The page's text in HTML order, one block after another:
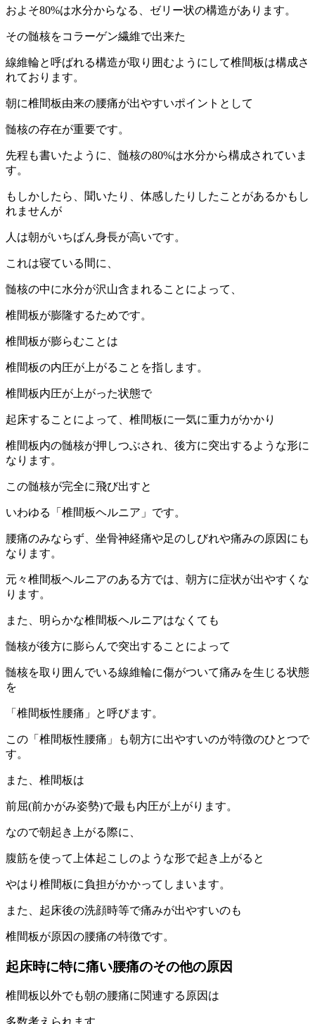
およそ80%は水分からなる、ゼリー状の構造があります。
その髄核をコラーゲン繊維で出来た
線維輪と呼ばれる構造が取り囲むようにして椎間板は構成さ
れております。
朝に椎間板由来の腰痛が出やすいポイントとして
髄核の存在が重要です。
先程も書いたように、髄核の80%は水分から構成されていま
す。
もしかしたら、聞いたり、体感したりしたことがあるかもし
れませんが
人は朝がいちばん身長が高いです。
これは寝ている間に、
髄核の中に水分が沢山含まれることによって、
椎間板が膨隆するためです。
椎間板が膨らむことは
椎間板の内圧が上がることを指します。
椎間板内圧が上がった状態で
起床することによって、椎間板に一気に重力がかかり
椎間板内の髄核が押しつぶされ、後方に突出するような形に
なります。
この髄核が完全に飛び出すと
いわゆる「椎間板ヘルニア」です。
腰痛のみならず、坐骨神経痛や足のしびれや痛みの原因にも
なります。
元々椎間板ヘルニアのある方では、朝方に症状が出やすくな
ります。
また、明らかな椎間板ヘルニアはなくても
髄核が後方に膨らんで突出することによって
髄核を取り囲んでいる線維輪に傷がついて痛みを生じる状態
を
「椎間板性腰痛」と呼びます。
この「椎間板性腰痛」も朝方に出やすいのが特徴のひとつで
す。
また、椎間板は
前屈(前かがみ姿勢)で最も内圧が上がります。
なので朝起き上がる際に、
腹筋を使って上体起こしのような形で起き上がると
やはり椎間板に負担がかかってしまいます。
また、起床後の洗顔時等で痛みが出やすいのも
椎間板が原因の腰痛の特徴です。
起床時に特に痛い腰痛のその他の原因
椎間板以外でも朝の腰痛に関連する原因は